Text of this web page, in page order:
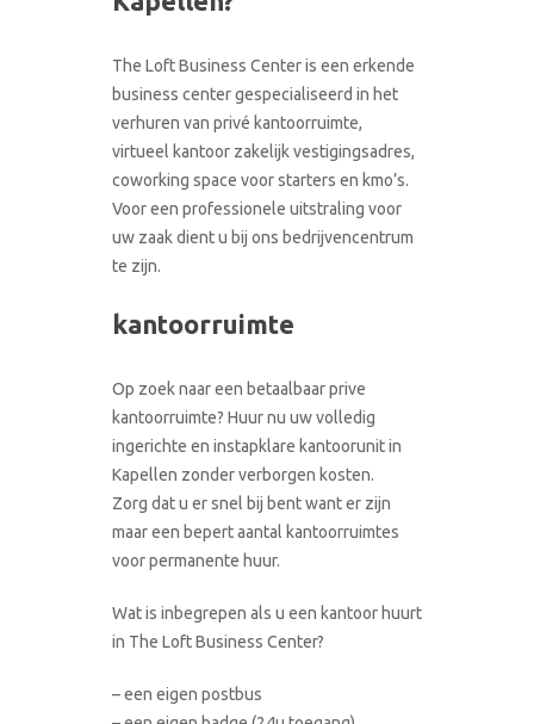
The Loft Business Center is een erkende
business center gespecialiseerd in het
verhuren van privé kantoorruimte,
virtueel kantoor zakelijk vestigingsadres,
coworking space voor starters en kmo’s.
Voor een professionele uitstraling voor
uw zaak dient u bij ons bedrijvencentrum
te zijn.
kantoorruimte
Op zoek naar een betaalbaar prive
kantoorruimte? Huur nu uw volledig
ingerichte en instapklare kantoorunit in
Kapellen zonder verborgen kosten.
Zorg dat u er snel bij bent want er zijn
maar een bepert aantal kantoorruimtes
voor permanente huur.
Wat is inbegrepen als u een kantoor huurt
in The Loft Business Center?
– een eigen postbus